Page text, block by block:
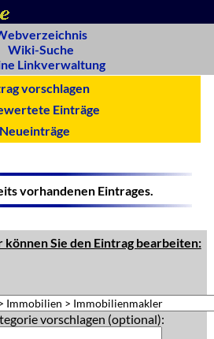
Wiki-Suche
Linkverwaltung
vorschlagen
Einträge
Neueinträge
vorhandenen Eintrages.
können Sie den Eintrag bearbeiten:
vorschlagen (optional):